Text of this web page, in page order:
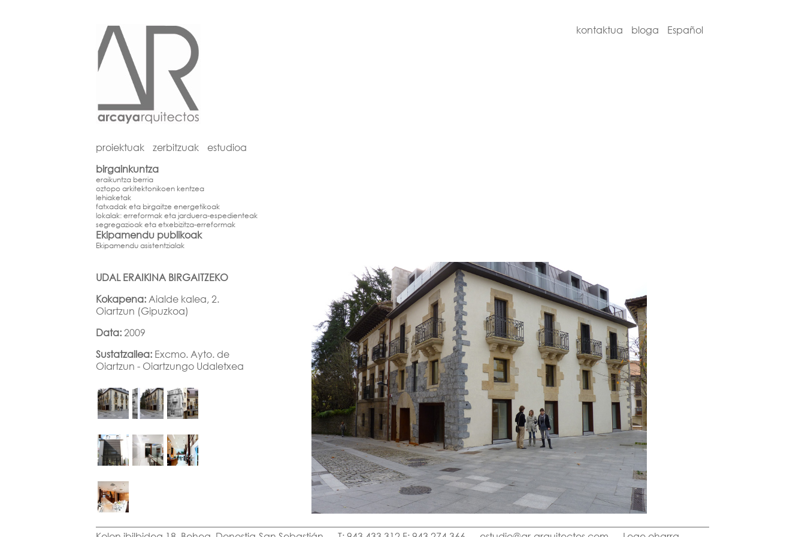
kontaktua bloga Español
proiektuak zerbitzuak
estudioa
birgainkuntza
eraikuntza berria
oztopo arkitektonikoen kentzea
lehiaketak
fatxadak eta birgaitze energetikoak
lokalak: erreformak eta jarduera-espedienteak
segregazioak eta etxebizitza-erreformak
Ekipamendu publikoak
Ekipamendu asistentzialak
UDAL ERAIKINA BIRGAITZEKO
Kokapena: Aialde kalea, 2.
Oiartzun (Gipuzkoa)
Data: 2009
Sustatzailea: Excmo. Ayto. de
Oiartzun - Oiartzungo Udaletxea